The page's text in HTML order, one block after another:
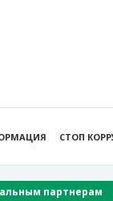
СТОП
партнерам